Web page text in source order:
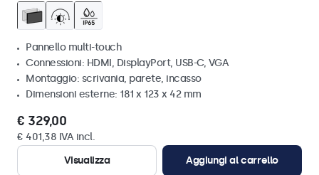
Pannello multi-touch
Connessioni: HDMI, DisplayPort, USB-C, VGA
Montaggio: scrivania, parete, incasso
Dimensioni esterne: 181 x 123 x 42 mm
€ 329,00
€ 401,38 IVA incl.
Visualizza
Aggiungi al carrello